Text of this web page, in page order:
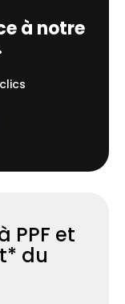
à notre
PPF et
du